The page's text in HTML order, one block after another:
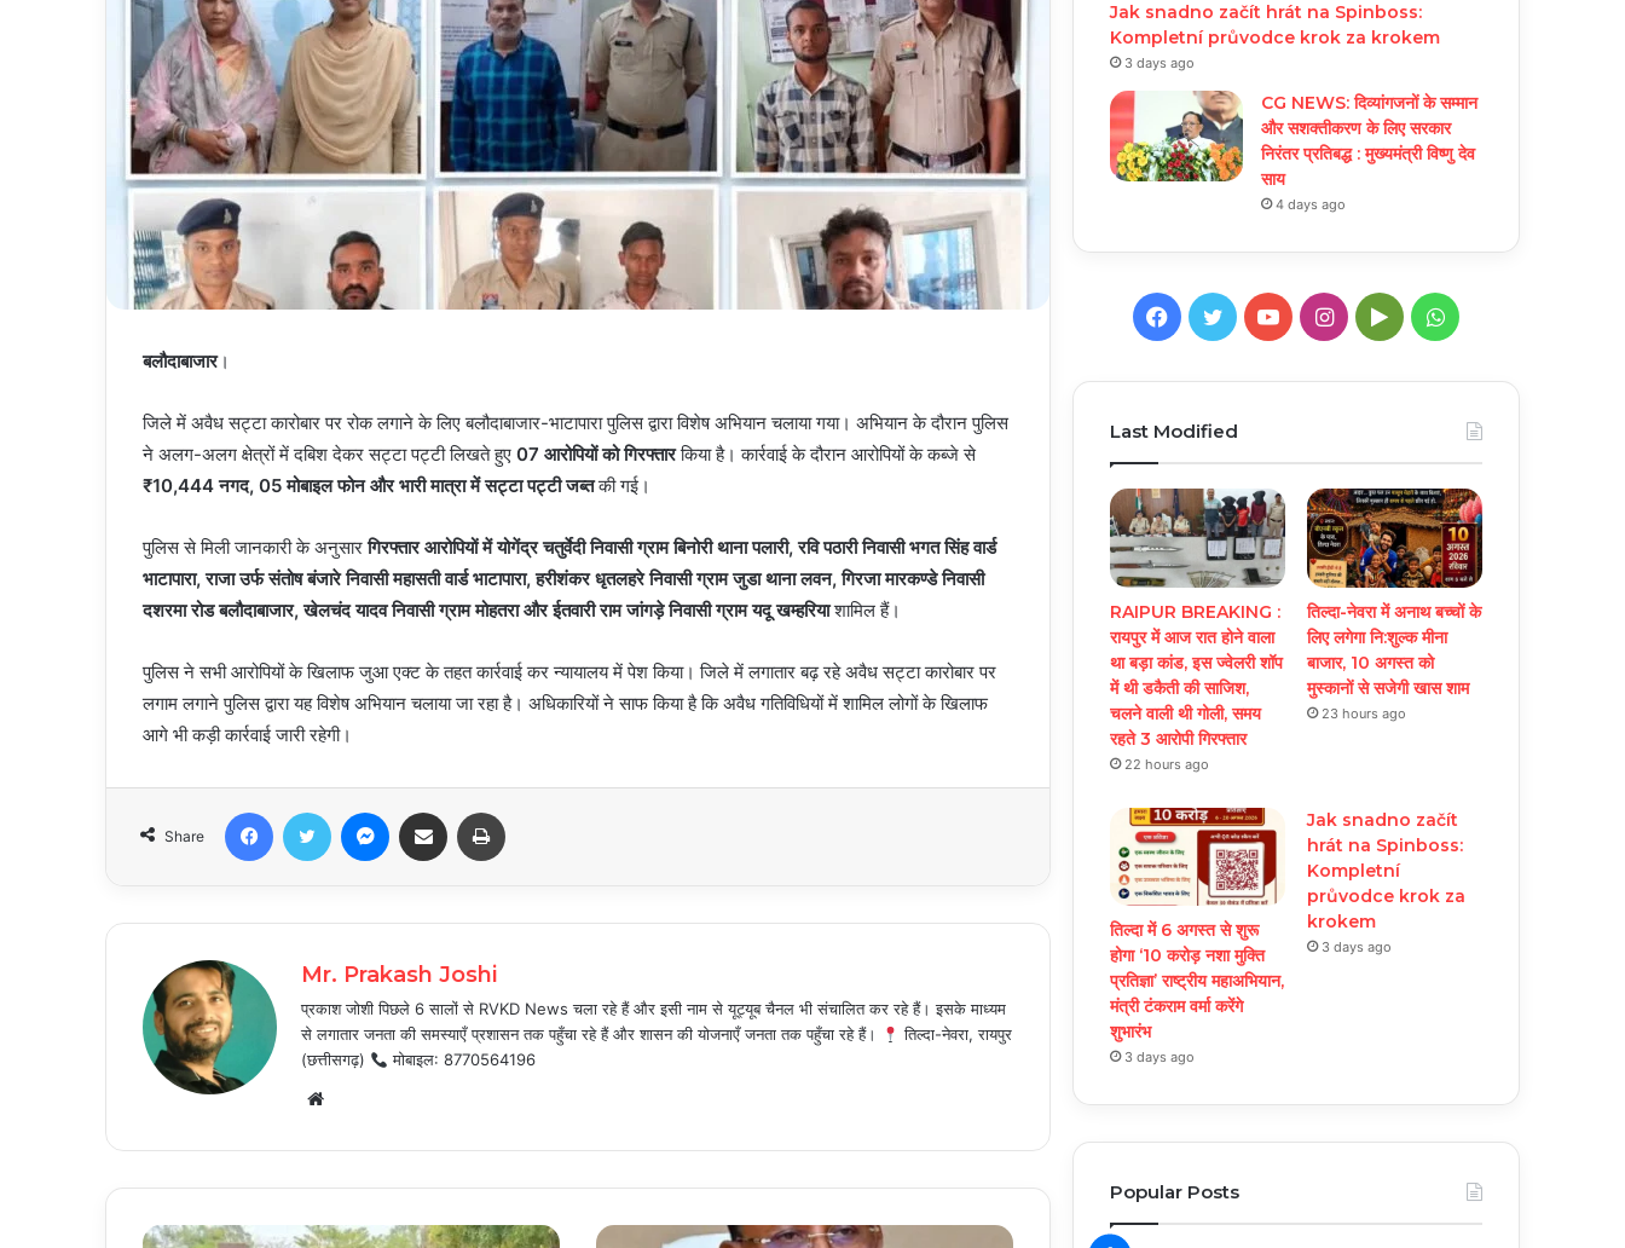
बलौदाबाजार।
जिले में अवैध सट्टा कारोबार पर रोक लगाने के लिए बलौदाबाजार-भाटापारा पुलिस द्वारा विशेष अभियान चलाया गया। अभियान के दौरान पुलिस
ने अलग-अलग क्षेत्रों में दबिश देकर सट्टा पट्टी लिखते हुए 07 आरोपियों को गिरफ्तारकिया है। कार्रवाई के दौरान आरोपियों के कब्जे से
₹10,444 नगद, 05 मोबाइल फोन और भारी मात्रा में सट्टा पट्टी जब्तकी गई।
पुलिस से मिली जानकारी के अनुसारगिरफ्तार आरोपियों में योगेंद्र चतुर्वेदी निवासी ग्राम बिनोरी थाना पलारी, रवि पठारी निवासी भगत सिंह वार्ड
भाटापारा, राजा उर्फ संतोष बंजारे निवासी महासती वार्ड भाटापारा, हरीशंकर धृतलहरे निवासी ग्राम जुडा थाना लवन, गिरजा मारकण्डे निवासी
दशरमा रोड बलौदाबाजार, खेलचंद यादव निवासी ग्राम मोहतरा और ईतवारी राम जांगड़े निवासी ग्राम यदू खम्हरियाशामिल हैं।
पुलिस ने सभी आरोपियों के खिलाफ जुआ एक्ट के तहत कार्रवाई कर न्यायालय में पेश किया। जिले में लगातार बढ़ रहे अवैध सट्टा कारोबार पर
लगाम लगाने पुलिस द्वारा यह विशेष अभियान चलाया जा रहा है। अधिकारियों ने साफ किया है कि अवैध गतिविधियों में शामिल लोगों के खिलाफ
आगे भी कड़ी कार्रवाई जारी रहेगी।
Share
FacebookTwitter Messenger
Share via Email
Mr. Prakash Joshi
प्रकाश जोशी पिछले 6 सालों से RVKD News चला रहे हैं और इसी नाम से यूट्यूब चैनल भी संचालित कर रहे हैं। इसके माध्यम
से लगातार जनता की समस्याएँ प्रशासन तक पहुँचा रहे हैं और शासन की योजनाएँ जनता तक पहुँचा रहे हैं।
तिल्दा-नेवरा, रायपुर
(छत्तीसगढ़)
मोबाइल: 8770564196
Website
Jak snadno začít hrát na Spinboss:
Kompletní průvodce krok za krokem
3 days ago
CG NEWS: दिव्यांगजनों के सम्मान
और सशक्तीकरण के लिए सरकार
निरंतर प्रतिबद्ध : मुख्यमंत्री विष्णु देव
साय
4 days ago
Facebook
TwitterYouTubeInstagram
GoogleWhatsApp
Last Modified
RAIPUR BREAKING :
रायपुर में आज रात होने वाला
था बड़ा कांड, इस ज्वेलरी शॉप
में थी डकैती की साजिश,
चलने वाली थी गोली, समय
रहते 3 आरोपी गिरफ्तार
22 hours ago
तिल्दा-नेवरा में अनाथ बच्चों के
लिए लगेगा नि:शुल्क मीना
बाजार, 10 अगस्त को
मुस्कानों से सजेगी खास शाम
23 hours ago
तिल्दा में 6 अगस्त से शुरू
होगा ‘10 करोड़ नशा मुक्ति
प्रतिज्ञा’ राष्ट्रीय महाअभियान,
मंत्री टंकराम वर्मा करेंगे
शुभारंभ
3 days ago
Jak snadno začít
hrát na Spinboss:
Kompletní
průvodce krok za
krokem
3 days ago
Popular Posts